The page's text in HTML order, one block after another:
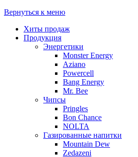
Вернуться к меню
Хиты продаж
Продукция
Энергетики
Monster Energy
Aziano
Powercell
Bang Energy
Mr. Bee
Чипсы
Pringles
Bon Chance
NOLTA
Газированные напитки
Mountain Dew
Zedazeni